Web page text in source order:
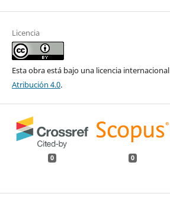
Licencia
Esta obra está bajo una licencia internacional
Atribución 4.0.
0 0